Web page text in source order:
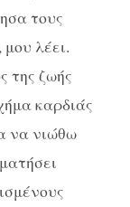
τους
μου λέει.
της ζωής
καρδιάς
να νιώθω